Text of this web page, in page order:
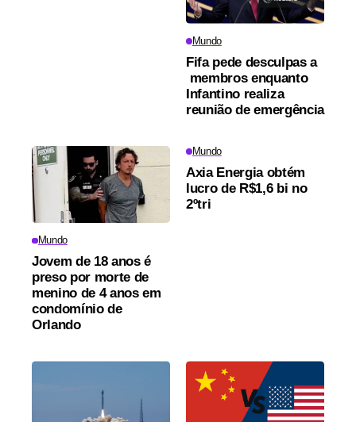
Mundo
Fifa pede desculpas a
membros enquanto
Infantino realiza
reunião de emergência
Mundo
Jovem de 18 anos é
preso por morte de
menino de 4 anos em
condomínio de
Orlando
Mundo
Axia Energia obtém
lucro de R$1,6 bi no
2ºtri